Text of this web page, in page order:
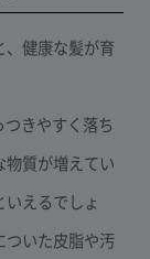
、健康な髪が育
きやすく落ち
物質が増えてい
いえるでしょ
ついた皮脂や汚